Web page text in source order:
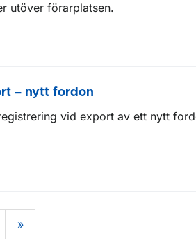
utöver förarplatsen.
– nytt fordon
vid export av ett nytt
»